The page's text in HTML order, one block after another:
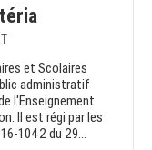
et Scolaires
administratif
l'Enseignement
Il est régi par les
1042 du 29...